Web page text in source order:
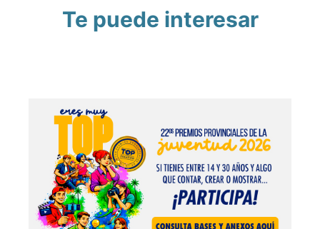
Te puede interesar